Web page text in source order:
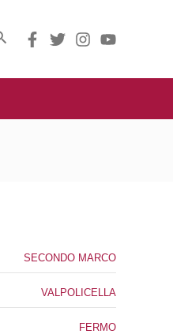
SECONDO MARCO
VALPOLICELLA
FERMO